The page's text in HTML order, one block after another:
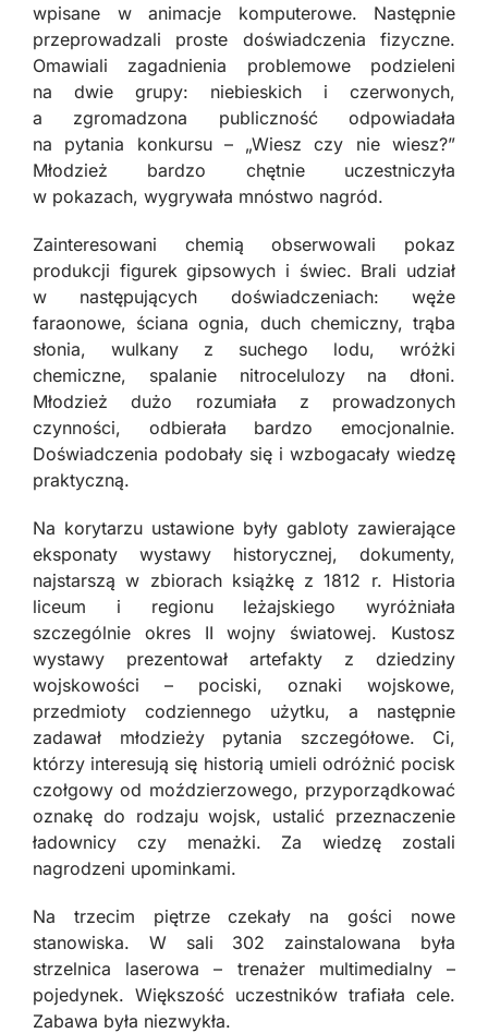
wpisane w animacje komputerowe. Następnie
przeprowadzali proste doświadczenia fizyczne.
Omawiali zagadnienia problemowe podzieleni
na dwie grupy: niebieskich i czerwonych,
a zgromadzona publiczność odpowiadała
na pytania konkursu – „Wiesz czy nie wiesz?”
Młodzież bardzo chętnie uczestniczyła
w pokazach, wygrywała mnóstwo nagród.
Zainteresowani chemią obserwowali pokaz
produkcji figurek gipsowych i świec. Brali udział
w następujących doświadczeniach: węże
faraonowe, ściana ognia, duch chemiczny, trąba
słonia, wulkany z suchego lodu, wróżki
chemiczne, spalanie nitrocelulozy na dłoni.
Młodzież dużo rozumiała z prowadzonych
czynności, odbierała bardzo emocjonalnie.
Doświadczenia podobały się i wzbogacały wiedzę
praktyczną.
Na korytarzu ustawione były gabloty zawierające
eksponaty wystawy historycznej, dokumenty,
najstarszą w zbiorach książkę z 1812 r. Historia
liceum i regionu leżajskiego wyróżniała
szczególnie okres II wojny światowej. Kustosz
wystawy prezentował artefakty z dziedziny
wojskowości – pociski, oznaki wojskowe,
przedmioty codziennego użytku, a następnie
zadawał młodzieży pytania szczegółowe. Ci,
którzy interesują się historią umieli odróżnić pocisk
czołgowy od moździerzowego, przyporządkować
oznakę do rodzaju wojsk, ustalić przeznaczenie
ładownicy czy menażki. Za wiedzę zostali
nagrodzeni upominkami.
Na trzecim piętrze czekały na gości nowe
stanowiska. W sali 302 zainstalowana była
strzelnica laserowa – trenażer multimedialny –
pojedynek. Większość uczestników trafiała cele.
Zabawa była niezwykła.